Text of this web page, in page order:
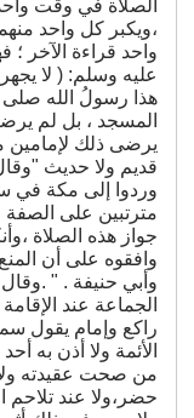
الصلاة في وقت
،ويكبر كل واحد
واحد قراءة الآخر
عليه وسلم: ( لا
هذا رسولُ الله صلى
المسجد ، بل لم
يرضى ذلك لإمامين
قديم ولا حديث
مترتبين على
جواز هذه الصلاة
وافقوه على أن
وأبي حنيفة . " .وقال
الجماعة عند
راكع وإمام يقول
الأئمة ولا أذن به
من صحت عقيدته
حضر،ولا عند